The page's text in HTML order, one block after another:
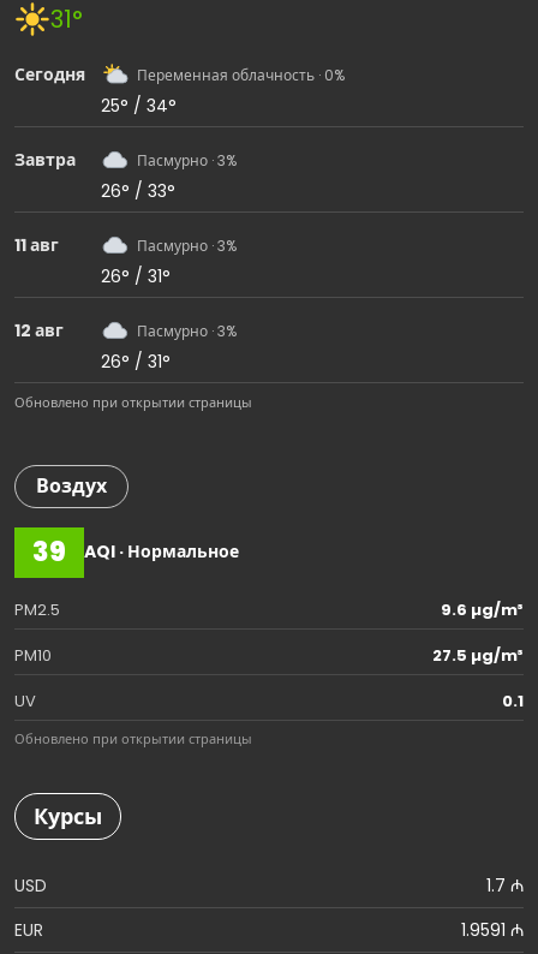
31°
Сегодня Переменная облачность · 0%
25° / 34°
Завтра Пасмурно · 3%
26° / 33°
11 авг Пасмурно · 3%
26° / 31°
12 авг Пасмурно · 3%
26° / 31°
Обновлено при открытии страницы
Воздух
39 AQI · Нормальное
PM2.5
9.6 µg/m³
PM10
27.5 µg/m³
UV
0.1
Обновлено при открытии страницы
Курсы
USD
1.7 ₼
EUR
1.9591 ₼